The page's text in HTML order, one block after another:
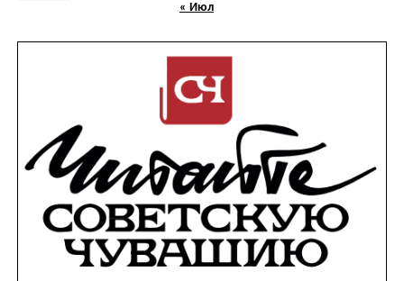
« Июл